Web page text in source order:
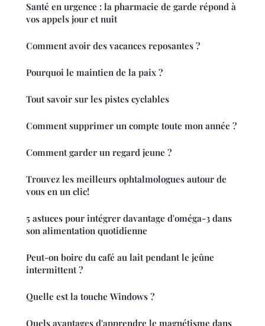
Santé en urgence : la pharmacie de garde répond à
vos appels jour et nuit
Comment avoir des vacances reposantes ?
Pourquoi le maintien de la paix ?
Tout savoir sur les pistes cyclables
Comment supprimer un compte toute mon année ?
Comment garder un regard jeune ?
Trouvez les meilleurs ophtalmologues autour de
vous en un clic!
5 astuces pour intégrer davantage d'oméga-3 dans
son alimentation quotidienne
Peut-on boire du café au lait pendant le jeûne
intermittent ?
Quelle est la touche Windows ?
Quels avantages d'apprendre le magnétisme dans